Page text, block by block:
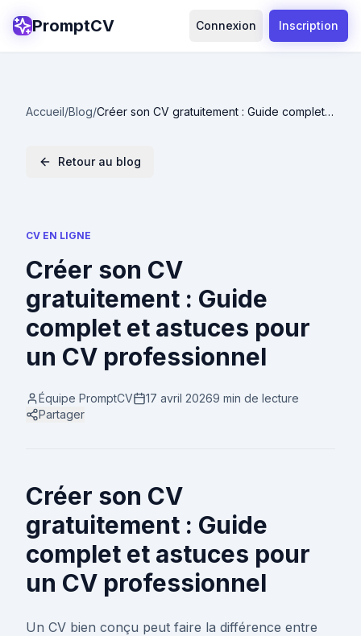
PromptCV Connexion Inscription
Accueil/Blog/Créer son CV gratuitement : Guide complet
Retour au blog
CV EN LIGNE
Créer son CV
gratuitement : Guide
complet et astuces pour
un CV professionnel
Équipe PromptCV 17 avril 20269 min de lecture
Partager
Créer son CV
gratuitement : Guide
complet et astuces pour
un CV professionnel
Un CV bien conçu peut faire la différence entre